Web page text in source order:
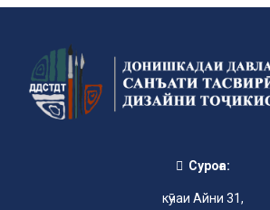
Суроға:
кӯчаи Айни 31,